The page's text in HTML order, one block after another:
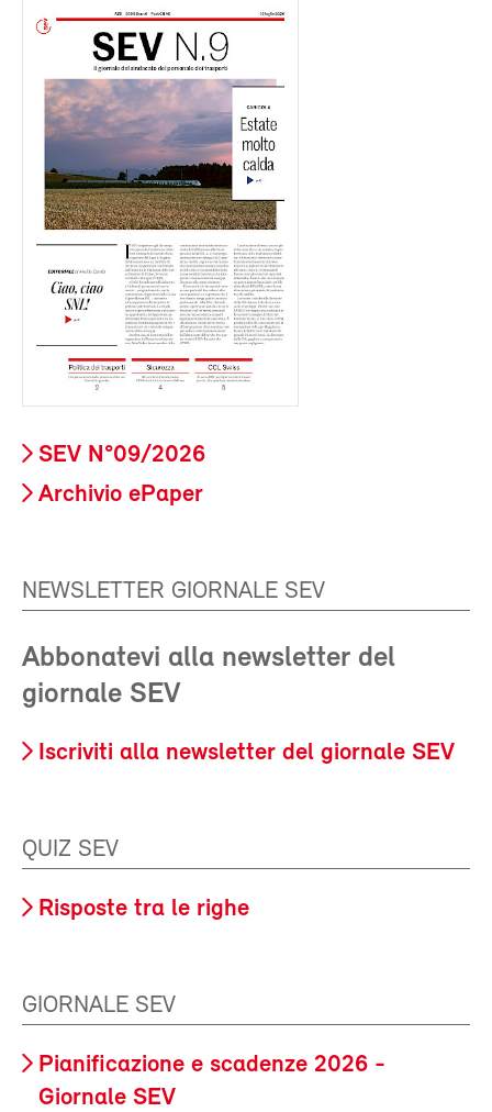
SEV N°09/2026
Archivio ePaper
NEWSLETTER GIORNALE SEV
Abbonatevi alla newsletter del
giornale SEV
Iscriviti alla newsletter del giornale SEV
QUIZ SEV
Risposte tra le righe
GIORNALE SEV
Pianificazione e scadenze 2026 -
Giornale SEV